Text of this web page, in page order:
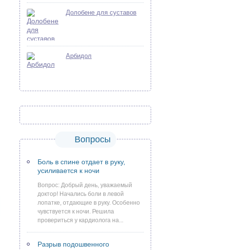
Долобене для суставов
Арбидол
Вопросы
Боль в спине отдает в руку,
усиливается к ночи
Вопрос: Добрый день, уважаемый
доктор! Начались боли в левой
лопатке, отдающие в руку. Особенно
чувствуется к ночи. Решила
провериться у кардиолога на...
Разрыв подошвенного